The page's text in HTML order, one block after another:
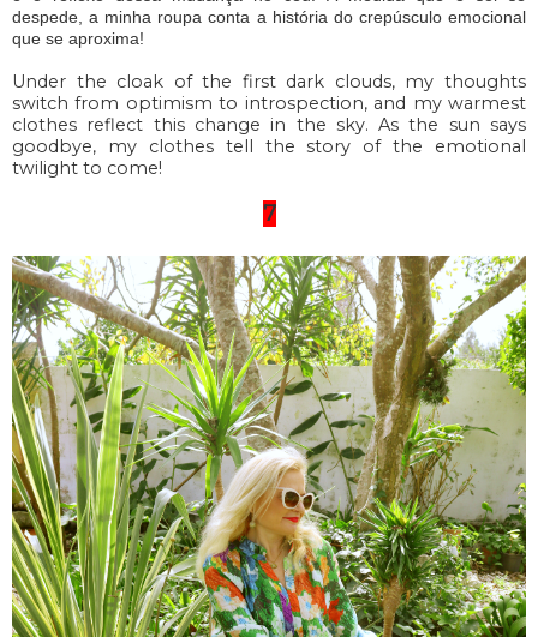
despede, a minha roupa conta a história do crepúsculo emocional
que se aproxima!
Under the cloak of the first dark clouds, my thoughts
switch from optimism to introspection, and my warmest
clothes reflect this change in the sky. As the sun says
goodbye, my clothes tell the story of the emotional
twilight to come!
7